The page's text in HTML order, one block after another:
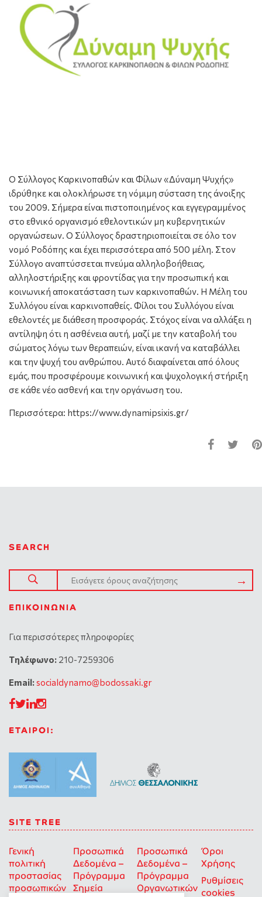
Ο Σύλλογος Καρκινοπαθών και Φίλων «Δύναμη Ψυχής»
ιδρύθηκε και ολοκλήρωσε τη νόμιμη σύσταση της άνοιξης
του 2009. Σήμερα είναι πιστοποιημένος και εγγεγραμμένος
στο εθνικό οργανισμό εθελοντικών μη κυβερνητικών
οργανώσεων. Ο Σύλλογος δραστηριοποιείται σε όλο τον
νομό Ροδόπης και έχει περισσότερα από 500 μέλη. Στον
Σύλλογο αναπτύσσεται πνεύμα αλληλοβοήθειας,
αλληλοστήριξης και φροντίδας για την προσωπική και
κοινωνική αποκατάσταση των καρκινοπαθών. Η Μέλη του
Συλλόγου είναι καρκινοπαθείς. Φίλοι του Συλλόγου είναι
εθελοντές με διάθεση προσφοράς. Στόχος είναι να αλλάξει η
αντίληψη ότι η ασθένεια αυτή, μαζί με την καταβολή του
σώματος λόγω των θεραπειών, είναι ικανή να καταβάλλει
και την ψυχή του ανθρώπου. Αυτό διαφαίνεται από όλους
εμάς, που προσφέρουμε κοινωνική και ψυχολογική στήριξη
σε κάθε νέο ασθενή και την οργάνωση του.
Περισσότερα: https://www.dynamipsixis.gr/
SEARCH
ΕΠΙΚΟΙΝΩΝΊΑ
Για περισσότερες πληροφορίες
Tηλέφωνο: 210-7259306
Email:socialdynamo@bodossaki.gr
ΕΤΑΙΡΟΙ:
SITE TREE
Γενική
πολιτική
προστασίας
προσωπικών
Προσωπικά
Δεδομένα –
Πρόγραμμα
Σημεία
Προσωπικά
Δεδομένα –
Πρόγραμμα
Οργανωτικών
Όροι
Χρήσης
Ρυθμίσεις
cookies